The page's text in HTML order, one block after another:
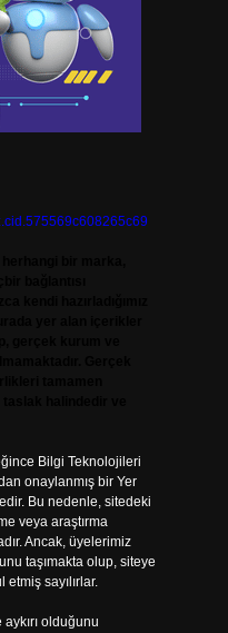
Bilgi Teknolojileri
onaylanmış bir Yer
Bu nedenle, sitedeki
veya araştırma
Ancak, üyelerimiz
taşımakta olup, siteye
sayılırlar.
olduğunu